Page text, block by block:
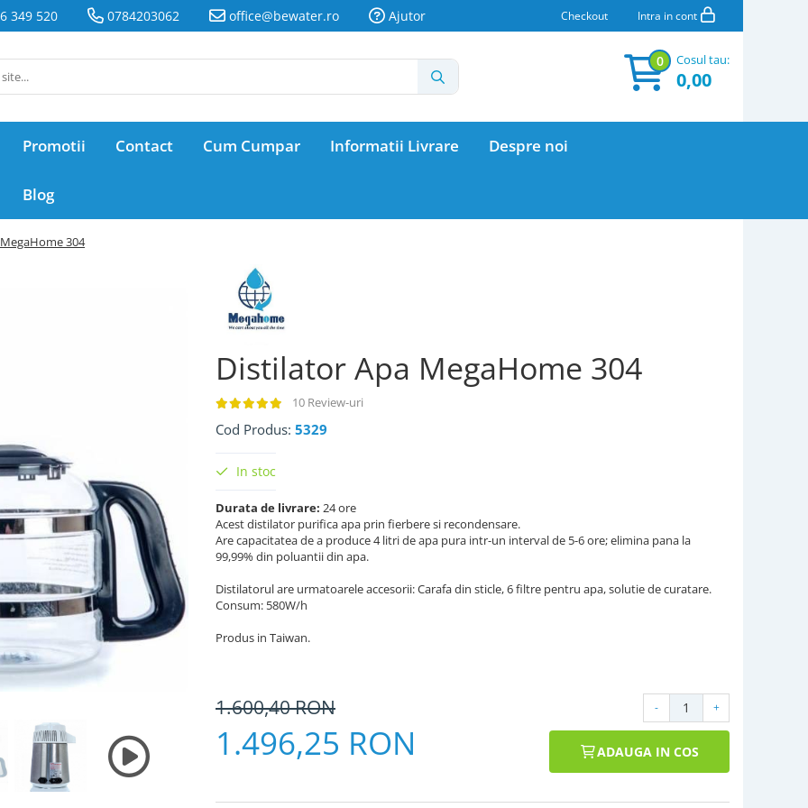
349 520 0784203062 office@bewater.ro Ajutor Checkout Intra in cont
0 Cosul tau:
0,00
Promotii Contact Cum Cumpar Informatii Livrare Despre noi
Blog
304
Distilator Apa MegaHome 304
10 Review-uri
Cod Produs: 5329
In stoc
Durata de livrare: 24 ore
Acest distilator purifica apa prin fierbere si recondensare.
Are capacitatea de a produce 4 litri de apa pura intr-un interval de 5-6 ore; elimina pana la
99,99% din poluantii din apa.
Distilatorul are urmatoarele accesorii: Carafa din sticle, 6 filtre pentru apa, solutie de curatare.
Consum: 580W/h
Produs in Taiwan.
1.600,40RON
1.496,25 RON
- +
ADAUGA IN COS